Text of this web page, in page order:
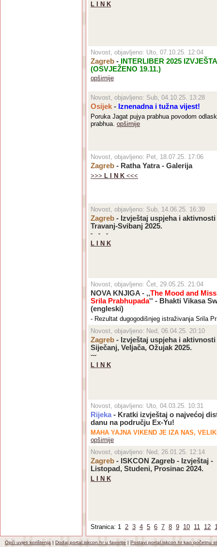
L I N K
Novost, objavljeno: Uto, 07.10.25. 12:04
Zagreb -
INTERLIBER 2025
(OSVJEŽENO 19.11.)
opširnije
Novost, objavljeno: Sub, 04.10.25. 13:28
Osijek - Iznenadna i tužna vijest!
Poruka Jagat pujya prabhua povodom
prabhua. opširnije
Novost, objavljeno: Pet, 18.07.25. 17:06
Zagreb - Ratha Yatra - Galerija
>>> L I N K <<<
Novost, objavljeno: Sub, 14.06.25. 16:39
Zagreb - Izvještaj uspjeha i aktivnosti
Travanj-Svibanj 2025.
ˇ ˇ ˇ
L I N K
Novost, objavljeno: Čet, 29.05.25. 21:04
NOVA KNJIGA - ,,The Mood and
Srila Prabhupada'' - Bhakti Vikasa
(engleski)
- Rezultat dugogodišnjeg istraživanja Srila
Novost, objavljeno: Ned, 06.04.25. 20:10
Zagreb - Izvještaj uspjeha i aktivnosti
Siječanj, Veljača, Ožujak 2025.
ˇˇˇ
L I N K
Novost, objavljeno: Uto, 04.03.25. 10:31
Rijeka - Kratki izvještaj o najvećoj
danu na području Ex-Yu!
MAHA YAJNA VIKEND JE IZA NAS,
opširnije
Novost, objavljeno: Ned, 26.01.25. 12:14
Zagreb - ISKCON Zagreb - Izvještaj -
Listopad, Studeni, Prosinac 2024.
L I N K
Stranica: 1 2 3 4 5 6 7 8 9 10 11 12
Opći uvjeti korištenja | Dodaj portal.iskcon.hr u favorite | Postavi portal.iskcon.hr kao početnu